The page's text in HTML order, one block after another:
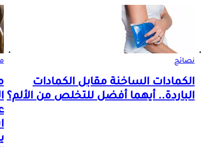
نصائح
الكمادات الساخنة مقابل الكمادات
الباردة.. أيهما أفضل للتخلص من الألم؟